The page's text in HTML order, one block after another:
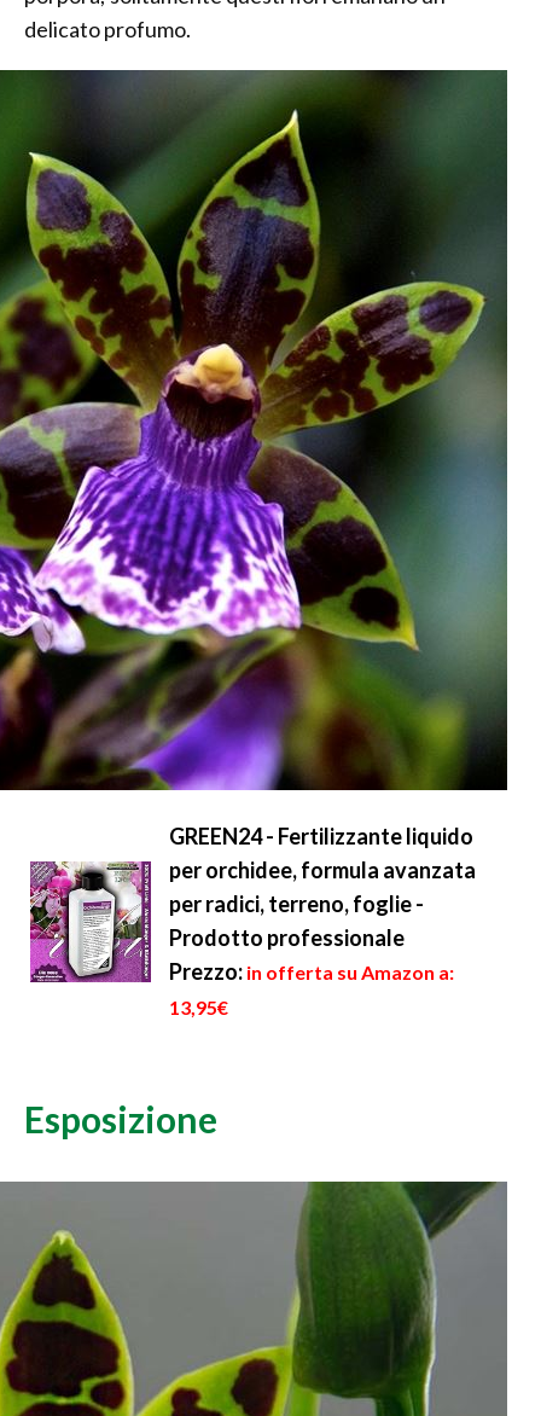
delicato profumo.
GREEN24 - Fertilizzante liquido
per orchidee, formula avanzata
per radici, terreno, foglie -
Prodotto professionale
Prezzo: in offerta su Amazon a:
13,95€
Esposizione